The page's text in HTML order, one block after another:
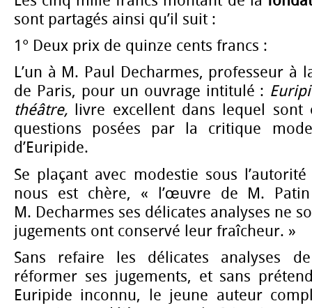
sont partagés ainsi qu’il suit :
1° Deux prix de quinze cents francs :
L’un à M. Paul Decharmes, professeur à
de Paris, pour un ouvrage intitulé :
théâtre, livre excellent dans lequel sont
questions posées par la critique
d’Euripide.
Se plaçant avec modestie sous
nous est chère, « l’œuvre de M.
M. Decharmes ses délicates analyses ne
jugements ont conservé leur fraîcheur. »
Sans refaire les délicates analyses
réformer ses jugements, et sans
Euripide inconnu, le jeune auteur